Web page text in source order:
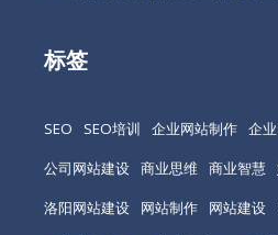
标签
SEO SEO培训 企业网站制作 企
公司网站建设 商业思维 商业智慧
洛阳网站建设
网站制作 网站建设